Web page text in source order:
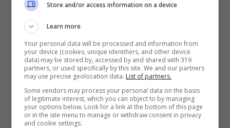
continuo, a fine giornata, Buddy, aveva
raccolto circa 116 sterline, ovvero 134 euro.
Anche la mamma, che da tempo racconta la
vita di campagna sui social,ha effettuato
qualche contenuto e subito in tantissimi
hanno iniziato a chiedere come aiutare.
Store and/or access information on a device
Learn more
Your personal data will be processed and information from
your device (cookies, unique identifiers, and other device
data) may be stored by, accessed by and shared with 319
partners, or used specifically by this site. We and our partners
may use precise geolocation data. List of partners.
Some vendors may process your personal data on the basis
of legitimate interest, which you can object to by managing
your options below. Look for a link at the bottom of this page
or in the site menu to manage or withdraw consent in privacy
and cookie settings.